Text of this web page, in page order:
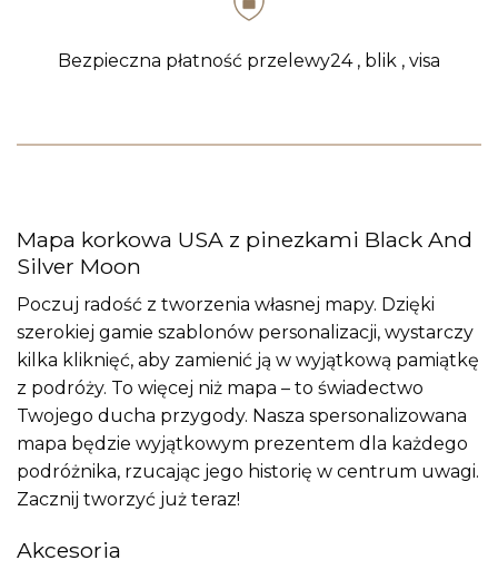
Bezpieczna płatność przelewy24 , blik , visa
Mapa korkowa USA z pinezkami Black And
Silver Moon
Poczuj radość z tworzenia własnej mapy. Dzięki
szerokiej gamie szablonów personalizacji, wystarczy
kilka kliknięć, aby zamienić ją w wyjątkową pamiątkę
z podróży. To więcej niż mapa – to świadectwo
Twojego ducha przygody. Nasza spersonalizowana
mapa będzie wyjątkowym prezentem dla każdego
podróżnika, rzucając jego historię w centrum uwagi.
Zacznij tworzyć już teraz!
Akcesoria